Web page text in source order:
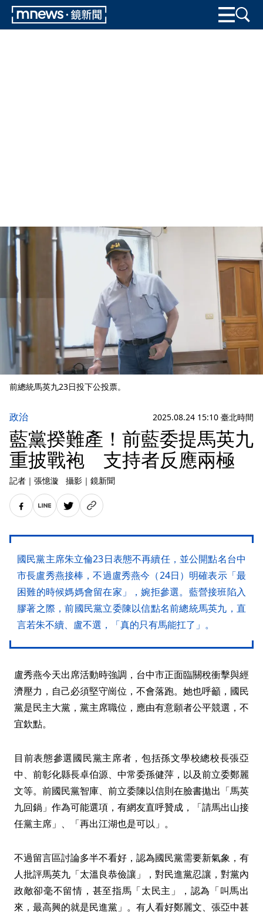
前總統馬英九23日投下公投票。
政治 2025.08.24 15:10 臺北時間
藍黨揆難產！前藍委提馬英九
重披戰袍 支持者反應兩極
記者 ｜ 張憶漩 攝影 ｜ 鏡新聞
國民黨主席朱立倫23日表態不再續任，並公開點名台中
市長盧秀燕接棒，不過盧秀燕今（24日）明確表示「最
困難的時候媽媽會留在家」，婉拒參選。藍營接班陷入
膠著之際，前國民黨立委陳以信點名前總統馬英九，直
言若朱不續、盧不選，「真的只有馬能扛了」。
盧秀燕今天出席活動時強調，台中市正面臨關稅衝擊與經
濟壓力，自己必須堅守崗位，不會落跑。她也呼籲，國民
黨是民主大黨，黨主席職位，應由有意願者公平競選，不
宜欽點。
目前表態參選國民黨主席者，包括孫文學校總校長張亞
中、前彰化縣長卓伯源、中常委孫健萍，以及前立委鄭麗
文等。前國民黨智庫、前立委陳以信則在臉書拋出「馬英
九回鍋」作為可能選項，有網友直呼贊成，「請馬出山接
任黨主席」、「再出江湖也是可以」。
不過留言區討論多半不看好，認為國民黨需要新氣象，有
人批評馬英九「太溫良恭儉讓」，對民進黨忍讓，對黨內
政敵卻毫不留情，甚至指馬「太民主」，認為「叫馬出
來，最高興的就是民進黨」。有人看好鄭麗文、張亞中甚